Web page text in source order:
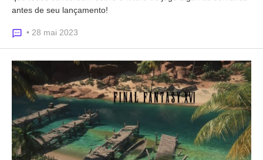
antes de seu lançamento!
• 28 mai 2023